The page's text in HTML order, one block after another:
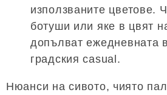
използваните цветове.
ботуши или яке в цвят
допълват ежедневната
градския casual.
Нюанси на сивото, чиято